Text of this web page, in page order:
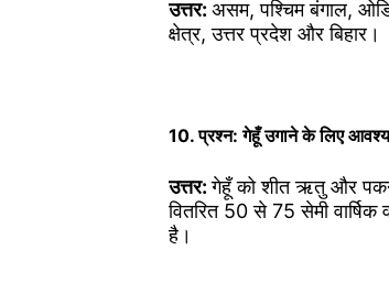
उत्तर: असम, पश्चिम बंगाल,
क्षेत्र, उत्तर प्रदेश और बिहार।
10. प्रश्न: गेहूँ उगाने के लिए
उत्तर:गेहूँ को शीत ऋतु और
वितरित 50 से 75 सेमी
है।